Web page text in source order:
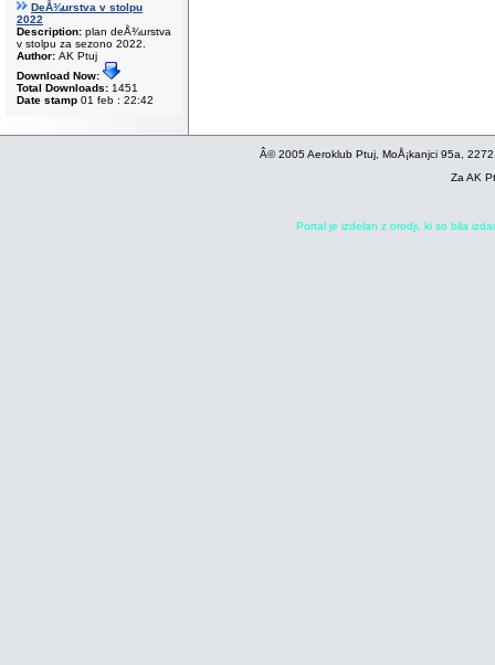
DeÅ¾urstva v stolpu
2022
Description: plan deÅ¾urstva
v stolpu za sezono 2022.
Author: AK Ptuj
Download Now:
Total Downloads: 1451
Date stamp 01 feb : 22:42
Â© 2005 Aeroklub Ptuj, MoÅ¡kanjci 95a,
Za AK
Portal je izdelan z orodji, ki so bila